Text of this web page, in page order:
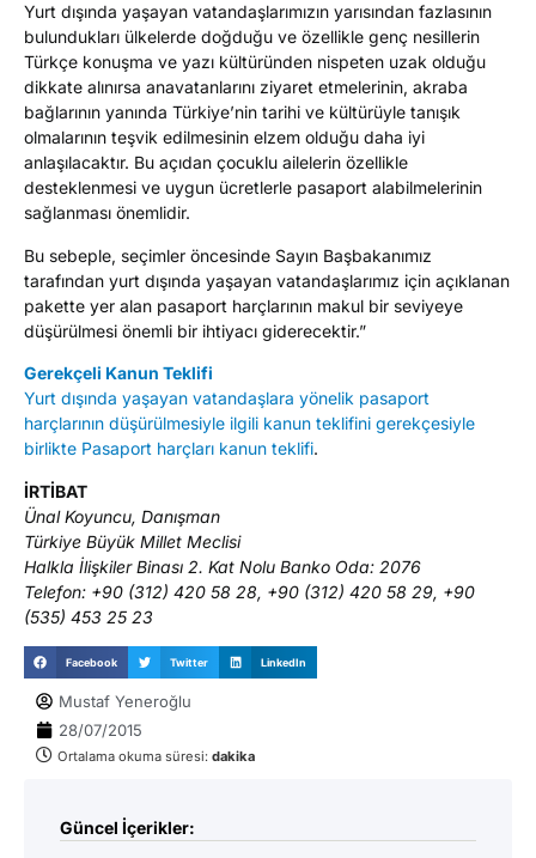
Yurt dışında yaşayan vatandaşlarımızın yarısından fazlasının
bulundukları ülkelerde doğduğu ve özellikle genç nesillerin
Türkçe konuşma ve yazı kültüründen nispeten uzak olduğu
dikkate alınırsa anavatanlarını ziyaret etmelerinin, akraba
bağlarının yanında Türkiye’nin tarihi ve kültürüyle tanışık
olmalarının teşvik edilmesinin elzem olduğu daha iyi
anlaşılacaktır. Bu açıdan çocuklu ailelerin özellikle
desteklenmesi ve uygun ücretlerle pasaport alabilmelerinin
sağlanması önemlidir.
Bu sebeple, seçimler öncesinde Sayın Başbakanımız
tarafından yurt dışında yaşayan vatandaşlarımız için açıklanan
pakette yer alan pasaport harçlarının makul bir seviyeye
düşürülmesi önemli bir ihtiyacı giderecektir.”
Gerekçeli Kanun Teklifi
Yurt dışında yaşayan vatandaşlara yönelik pasaport
harçlarının düşürülmesiyle ilgili kanun teklifini gerekçesiyle
birlikte Pasaport harçları kanun teklifi.
İRTİBAT
Ünal Koyuncu, Danışman
Türkiye Büyük Millet Meclisi
Halkla İlişkiler Binası 2. Kat Nolu Banko Oda: 2076
Telefon: +90 (312) 420 58 28, +90 (312) 420 58 29, +90
(535) 453 25 23
Facebook Twitter LinkedIn
Mustaf Yeneroğlu
28/07/2015
Ortalama okuma süresi: dakika
Güncel İçerikler: